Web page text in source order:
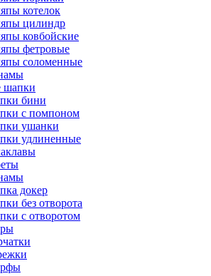
котелок
цилиндр
ковбойские
фетровые
соломенные
шапки
бини
с помпоном
ушанки
удлиненные
докер
без отворота
с отворотом